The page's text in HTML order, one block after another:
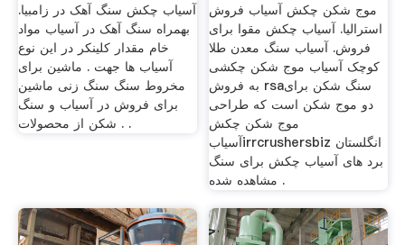
آسیاب چکش سنگ آهک در زامبیا.
بهمراه سنگ آهک در آسیاب مواد
خام مقدار کلینکر در این نوع
آسیاب ها جهت . ماشین برای
مخروط سنگ سنگ زنی ماشین
برای فروش در آسیاب و سنگ
شکن از محصولات . .
موج شکن چکش آسیاب فروش
استرالیا. آسیاب چکش مقوا برای
فروش. آسیاب سنگ معدن طلا
کوچک آسیاب موج شکن چکشی
به فروش rsaسنگ شکن برای
دو موج شکن است که طراحی
موج شکن چکش
آسیابirrcrushersbiz انگلستان
برد های آسیاب چکش برای سنگ
مشاهده شده .